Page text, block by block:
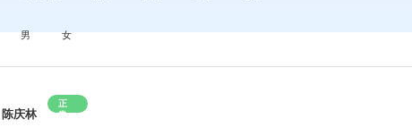
男 女
陈庆林
正
常